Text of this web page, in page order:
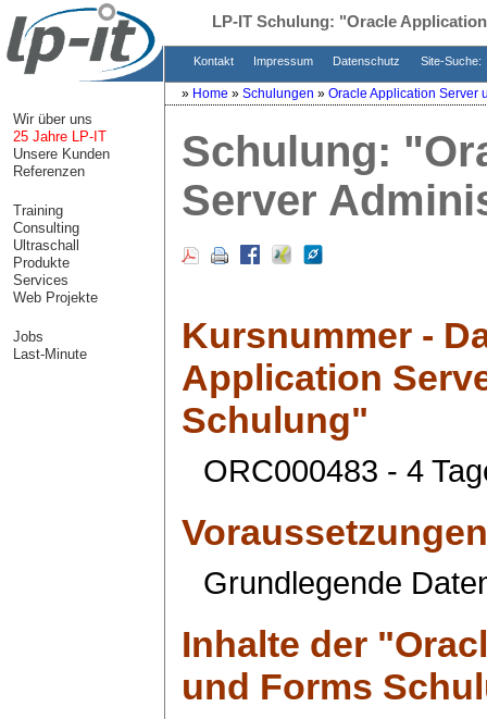
LP-IT Schulung: "Oracle
Kontakt Impressum Datenschutz Site-Suche:
» Home » Schulungen » Oracle Application Server
Schulung:
Server
Kursnummer -
Application
Schulung"
ORC000483 - 4
Voraussetzungen
Grundlegende
Inhalte der "
und Forms
Wir über uns
25 Jahre LP-IT
Unsere Kunden
Referenzen
Training
Consulting
Ultraschall
Produkte
Services
Web Projekte
Jobs
Last-Minute